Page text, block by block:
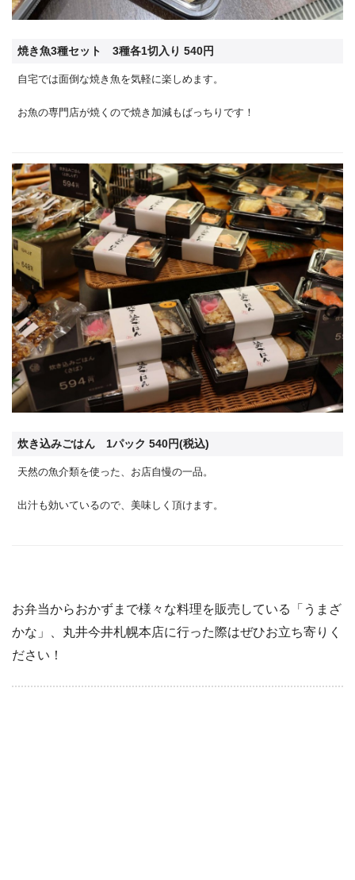
焼き魚3種セット 3種各1切入り 540円
自宅では面倒な焼き魚を気軽に楽しめます。
お魚の専門店が焼くので焼き加減もばっちりです！
炊き込みごはん 1パック 540円(税込)
天然の魚介類を使った、お店自慢の一品。
出汁も効いているので、美味しく頂けます。
お弁当からおかずまで様々な料理を販売している「うまざ
かな」、丸井今井札幌本店に行った際はぜひお立ち寄りく
ださい！